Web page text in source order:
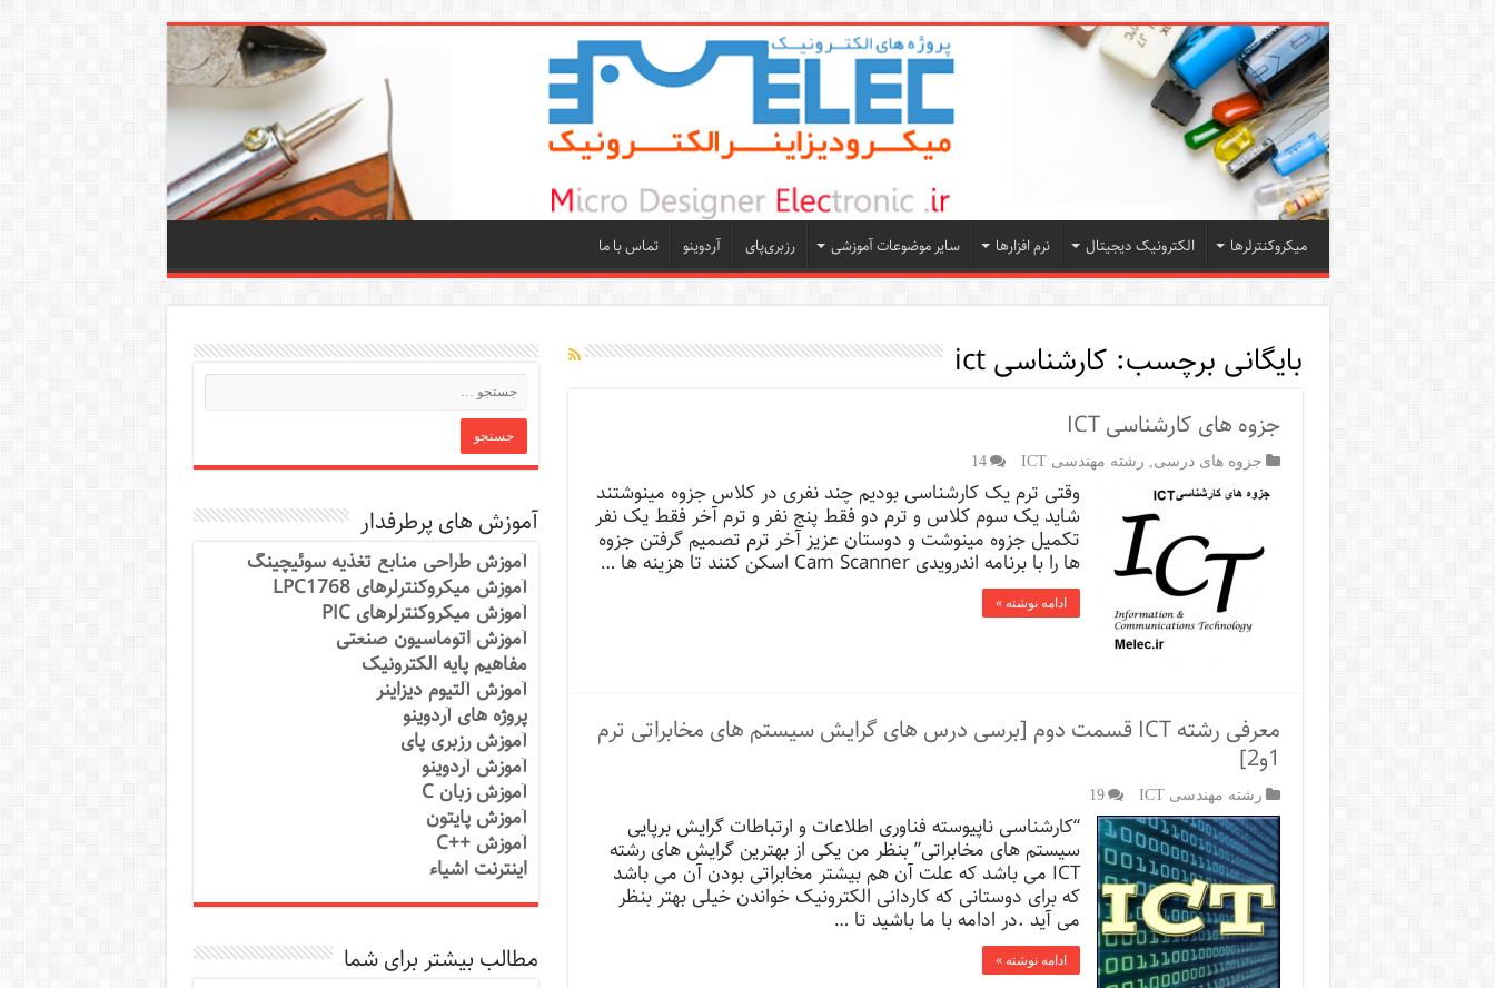
میکروکنترلرها الکترونیک دیجیتال نرم افزارها سایر موضوعات آموزشی رزبری‌پای آردوینو تماس با ما
بایگانی برچسب: کارشناسی ict
جزوه های کارشناسی ICT
جزوه های درسی رشته مهندسی ICT 14
وقتی ترم یک کارشناسی بودیم چند نفری در کلاس جزوه مینوشتند
شاید یک سوم کلاس و ترم دو فقط پنج نفر و ترم آخر فقط یک نفر
تکمیل جزوه مینوشت و دوستان عزیز آخر ترم تصمیم گرفتن جزوه
ها را با برنامه اندرویدی Cam Scanner اسکن کنند تا هزینه ها …
ادامه نوشته »
معرفی رشته ICT قسمت دوم [برسی درس های گرایش سیستم های مخابراتی ترم
1و2]
رشته مهندسی ICT 19
“کارشناسی ناپیوسته فناوری اطلاعات و ارتباطات گرایش برپایی
سیستم های مخابراتی” بنظر من یکی از بهترین گرایش های رشته
ICT می باشد که علت آن هم بیشتر مخابراتی بودن آن می باشد
که برای دوستانی که کاردانی الکترونیک خواندن خیلی بهتر بنظر
می آید .در ادامه با ما باشید تا …
ادامه نوشته »
آموزش های پرطرفدار
آموزش طراحی منابع تغذیه سوئیچینگ
آموزش میکروکنترلرهای LPC1768
آموزش میکروکنترلرهای PIC
آموزش اتوماسیون صنعتی
مفاهیم پایه الکترونیک
آموزش آلتیوم دیزاینر
پروژه های آردوینو
آموزش رزبری پای
آموزش آردوینو
آموزش زبان C
آموزش پایتون
آموزش ++C
اینترنت اشیاء
مطالب بیشتر برای شما